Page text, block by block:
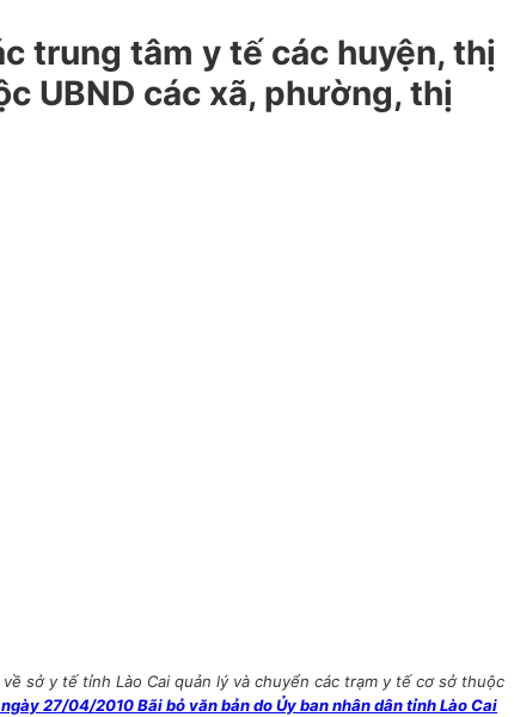
trung tâm y tế các huyện, thị
UBND các xã, phường, thị
sở y tế tỉnh Lào Cai quản lý và chuyển các trạm y tế cơ sở thuộc
27/04/2010 Bãi bỏ văn bản do Ủy ban nhân dân tỉnh Lào Cai